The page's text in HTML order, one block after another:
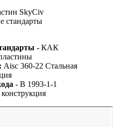
SkyCiv
стандарты
-КАК
Aisc 360-22 Стальная
- В 1993-1-1